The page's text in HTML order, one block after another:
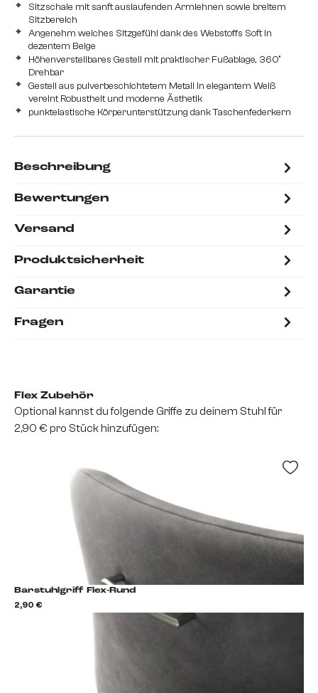
Sitzschale mit sanft auslaufenden Armlehnen sowie breitem
Sitzbereich
Angenehm weiches Sitzgefühl dank des Webstoffs Soft in
dezentem Beige
Höhenverstellbares Gestell mit praktischer Fußablage, 360°
Drehbar
Gestell aus pulverbeschichtetem Metall in elegantem Weiß
vereint Robustheit und moderne Ãsthetik
punktelastische Körperunterstützung dank Taschenfederkern
Beschreibung
Bewertungen
Versand
Produktsicherheit
Garantie
Fragen
Flex Zubehör
Optional kannst du folgende Griffe zu deinem Stuhl für
2,90 € pro Stück hinzufügen:
Barstuhlgriff Flex-Rund
2,90 €
Barstuhlgriff hinzufügen